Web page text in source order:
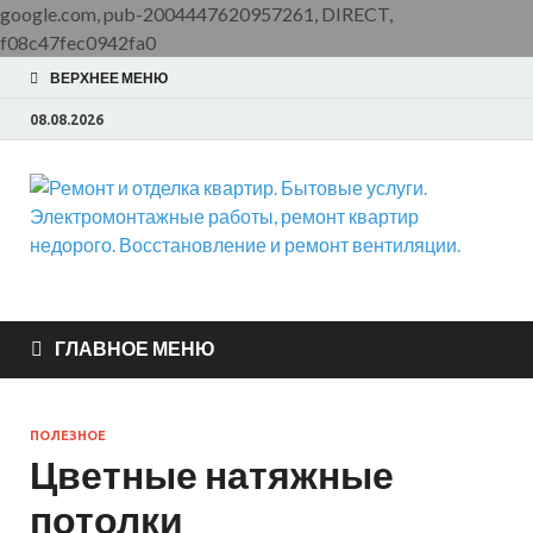
google.com, pub-2004447620957261, DIRECT,
f08c47fec0942fa0
ВЕРХНЕЕ МЕНЮ
08.08.2026
Ремонт и отделка
квартир. Бытовые
услуги.
Электромонтажные
вентиляции, монтаж систем приточной вентиляции.
ГЛАВНОЕ МЕНЮ
ПОЛЕЗНОЕ
Цветные натяжные
потолки